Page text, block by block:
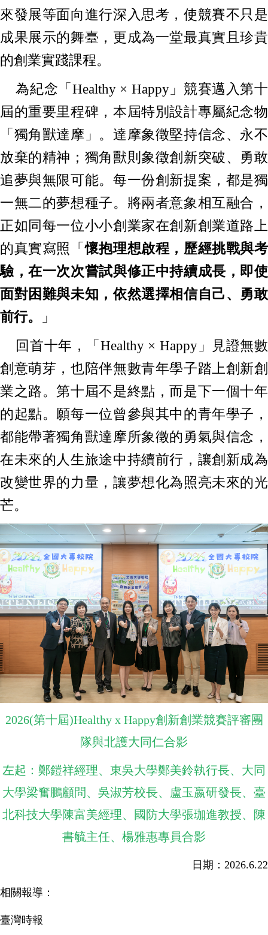
來發展等面向進行深入思考，使競賽不只是
成果展示的舞臺，更成為一堂最真實且珍貴
的創業實踐課程。
為紀念「Healthy × Happy」競賽邁入第十
屆的重要里程碑，本屆特別設計專屬紀念物
「獨角獸達摩」。達摩象徵堅持信念、永不
放棄的精神；獨角獸則象徵創新突破、勇敢
追夢與無限可能。每一份創新提案，都是獨
一無二的夢想種子。將兩者意象相互融合，
正如同每一位小小創業家在創新創業道路上
的真實寫照「懷抱理想啟程，歷經挑戰與考
驗，在一次次嘗試與修正中持續成長，即使
面對困難與未知，依然選擇相信自己、勇敢
前行。
」
回首十年，「Healthy × Happy」見證無數
創意萌芽，也陪伴無數青年學子踏上創新創
業之路。第十屆不是終點，而是下一個十年
的起點。願每一位曾參與其中的青年學子，
都能帶著獨角獸達摩所象徵的勇氣與信念，
在未來的人生旅途中持續前行，讓創新成為
改變世界的力量，讓夢想化為照亮未來的光
芒。
2026(第十屆)Healthy x Happy創新創業競賽評審團
隊與北護大同仁合影
左起：鄭鎧祥經理、東吳大學鄭美鈴執行長、大同
大學梁奮鵬顧問、吳淑芳校長、盧玉嬴研發長、臺
北科技大學陳富美經理、國防大學張珈進教授、陳
書毓主任、楊雅惠專員合影
日期：2026.6.22
相關報導：
臺灣時報